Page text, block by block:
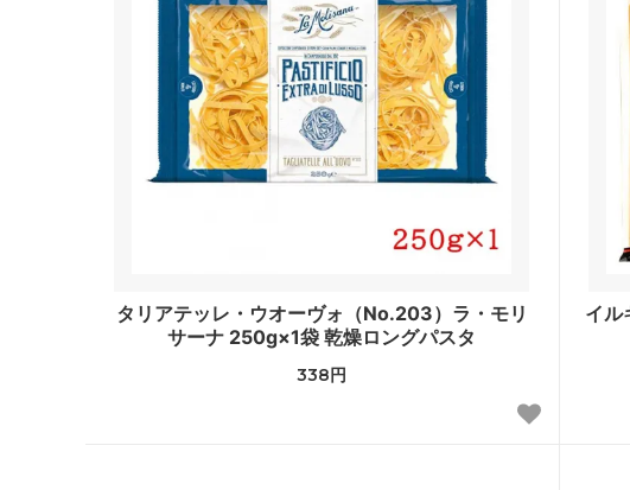
タリアテッレ・ウオーヴォ（No.203）ラ・モリ
サーナ 250g×1袋 乾燥ロングパスタ
338円
イル